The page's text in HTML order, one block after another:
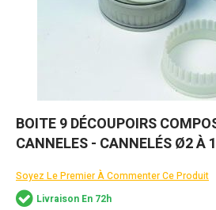
Skip
the
of
the
images
BOITE 9 DÉCOUPOIRS
CANNELES - CANNELÉS Ø2 À
Soyez Le Premier À Commenter Ce Produit
Livraison En 72h